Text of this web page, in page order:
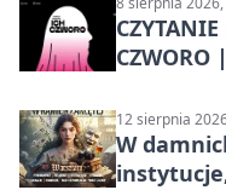
12 sierpnia
W